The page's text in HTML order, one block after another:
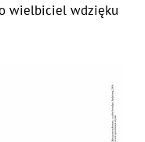
wielbiciel wdzięku